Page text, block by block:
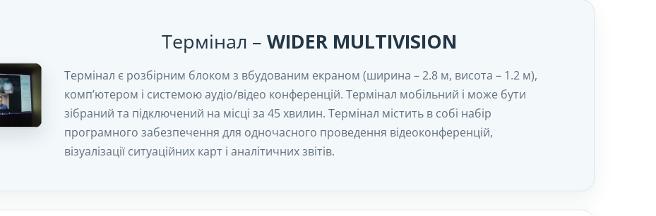
Термінал – WIDER MULTIVISION
Термінал є розбірним блоком з вбудованим екраном (ширина – 2.8 м, висота – 1.2 м),
комп’ютером і системою аудіо/відео конференцій. Термінал мобільний і може бути
зібраний та підключений на місці за 45 хвилин. Термінал містить в собі набір
програмного забезпечення для одночасного проведення відеоконференцій,
візуалізації ситуаційних карт і аналітичних звітів.